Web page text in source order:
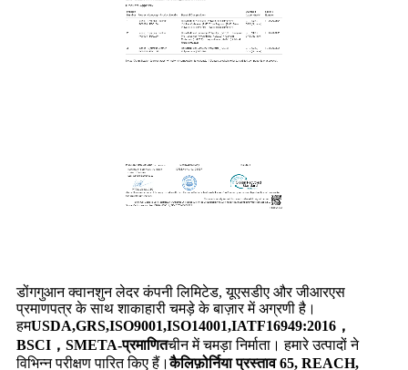
डोंगगुआन क्वानशुन लेदर कंपनी लिमिटेड, यूएसडीए और जीआरएस
प्रमाणपत्र के साथ शाकाहारी चमड़े के बाज़ार में अग्रणी है।
हमUSDA,GRS,ISO9001,ISO14001,IATF16949:2016，
BSCI，SMETA-प्रमाणितचीन में चमड़ा निर्माता। हमारे उत्पादों ने
विभिन्न परीक्षण पारित किए हैं।कैलिफ़ोर्निया प्रस्ताव 65, REACH,